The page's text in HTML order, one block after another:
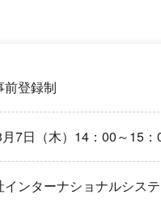
前登録制
7日（木）14：00～15：
インターナショナルシス